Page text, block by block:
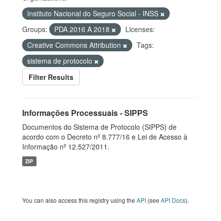
Instituto Nacional do Seguro Social - INSS
Groups:
PDA 2016 A 2018
Licenses:
Creative Commons Attribution
Tags:
sistema de protocolo
Filter Results
Informações Processuais - SIPPS
Documentos do Sistema de Protocolo (SIPPS) de
acordo com o Decreto nº 8.777/16 e Lei de Acesso à
Informação nº 12.527/2011.
ZIP
You can also access this registry using the API (see API Docs).